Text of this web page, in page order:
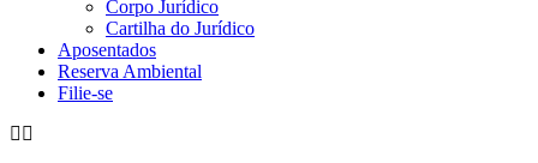
Corpo Jurídico
Cartilha do Jurídico
Aposentados
Reserva Ambiental
Filie-se